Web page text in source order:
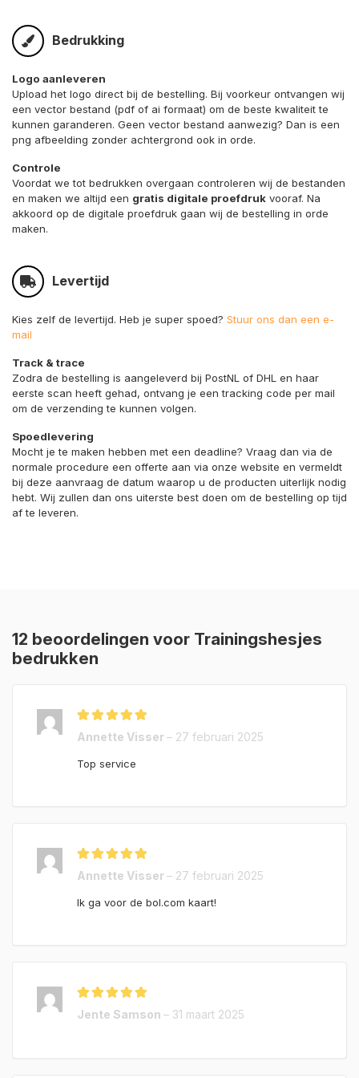
Bedrukking
Logo aanleveren
Upload het logo direct bij de bestelling. Bij voorkeur ontvangen wij
een vector bestand (pdf of ai formaat) om de beste kwaliteit te
kunnen garanderen. Geen vector bestand aanwezig? Dan is een
png afbeelding zonder achtergrond ook in orde.
Controle
Voordat we tot bedrukken overgaan controleren wij de bestanden
en maken we altijd een gratis digitale proefdruk vooraf. Na
akkoord op de digitale proefdruk gaan wij de bestelling in orde
maken.
Levertijd
Kies zelf de levertijd. Heb je super spoed? Stuur ons dan een e-
mail
Track & trace
Zodra de bestelling is aangeleverd bij PostNL of DHL en haar
eerste scan heeft gehad, ontvang je een tracking code per mail
om de verzending te kunnen volgen.
Spoedlevering
Mocht je te maken hebben met een deadline? Vraag dan via de
normale procedure een offerte aan via onze website en vermeldt
bij deze aanvraag de datum waarop u de producten uiterlijk nodig
hebt. Wij zullen dan ons uiterste best doen om de bestelling op tijd
af te leveren.
12 beoordelingen voor Trainingshesjes
bedrukken
Gewaardeerd
uit 5
Annette Visser – 27 februari 2025
Top service
Gewaardeerd
uit 5
Annette Visser – 27 februari 2025
Ik ga voor de bol.com kaart!
Gewaardeerd
uit 5
Jente Samson – 31 maart 2025